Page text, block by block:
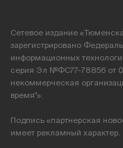
Сетевое издание
зарегистрировано
информационных
серия Эл №ФС77-78856 от
некоммерческая
время"».
Подпись «партнерская
имеет рекламный характер.